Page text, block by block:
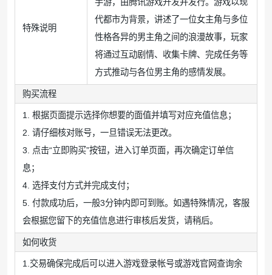
特殊说明
代都市为背景，讲述了一位女主角与多位
性格各异的男主角之间的浪漫故事，玩家
将通过互动剧情、收集卡牌、完成任务等
方式推动与各位男主角的感情发展。
购买流程
1. 根据页面提示选择你想要的面值并填写对应充值信息；
2. 请仔细核对账号，一旦错误无法更改。
3. 点击“立即购买”按钮，进入订单页面，再次确定订单信
息；
4. 选择支付方式并完成支付；
5. 付款成功后，一般3分钟内即可到账。如遇特殊情况，客服
会根据您留下的充值信息进行审核后发货，请稍后。
如何收货
1.交易确保完成后可以进入游戏登录帐号或游戏官网查询余